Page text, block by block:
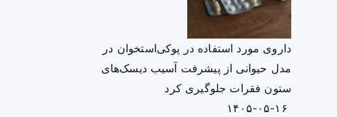
داروی مورد استفاده در پوکی‌استخوان در
مدل حیوانی از پیشرفت آسیب دیسک‌های
ستون فقرات جلوگیری کرد